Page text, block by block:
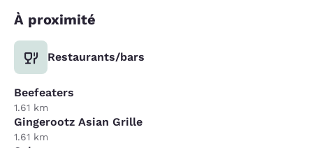
À proximité
Restaurants/bars
Beefeaters
1.61 km
Gingerootz Asian Grille
1.61 km